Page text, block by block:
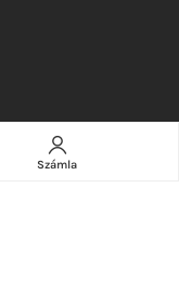
Számla